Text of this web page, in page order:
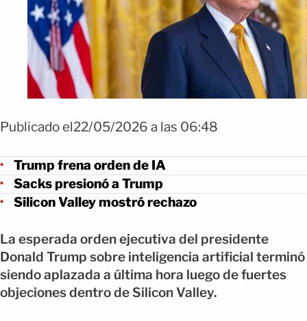
Publicado el22/05/2026 a las 06:48
Trump frena orden de IA
Sacks presionó a Trump
Silicon Valley mostró rechazo
La esperada orden ejecutiva del presidente
Donald Trump sobre inteligencia artificial terminó
siendo aplazada a última hora luego de fuertes
objeciones dentro de Silicon Valley.